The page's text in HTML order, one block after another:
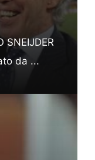
SNEIJDER
da ...